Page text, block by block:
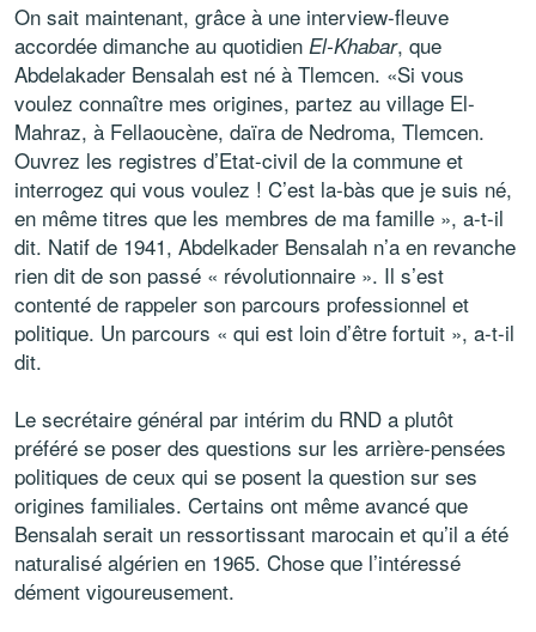
On sait maintenant, grâce à une interview-fleuve
accordée dimanche au quotidien El-Khabar, que
Abdelakader Bensalah est né à Tlemcen. «Si vous
voulez connaître mes origines, partez au village El-
Mahraz, à Fellaoucène, daïra de Nedroma, Tlemcen.
Ouvrez les registres d’Etat-civil de la commune et
interrogez qui vous voulez ! C’est la-bàs que je suis né,
en même titres que les membres de ma famille », a-t-il
dit. Natif de 1941, Abdelkader Bensalah n’a en revanche
rien dit de son passé « révolutionnaire ». Il s’est
contenté de rappeler son parcours professionnel et
politique. Un parcours « qui est loin d’être fortuit », a-t-il
dit.
Le secrétaire général par intérim du RND a plutôt
préféré se poser des questions sur les arrière-pensées
politiques de ceux qui se posent la question sur ses
origines familiales. Certains ont même avancé que
Bensalah serait un ressortissant marocain et qu’il a été
naturalisé algérien en 1965. Chose que l’intéressé
dément vigoureusement.